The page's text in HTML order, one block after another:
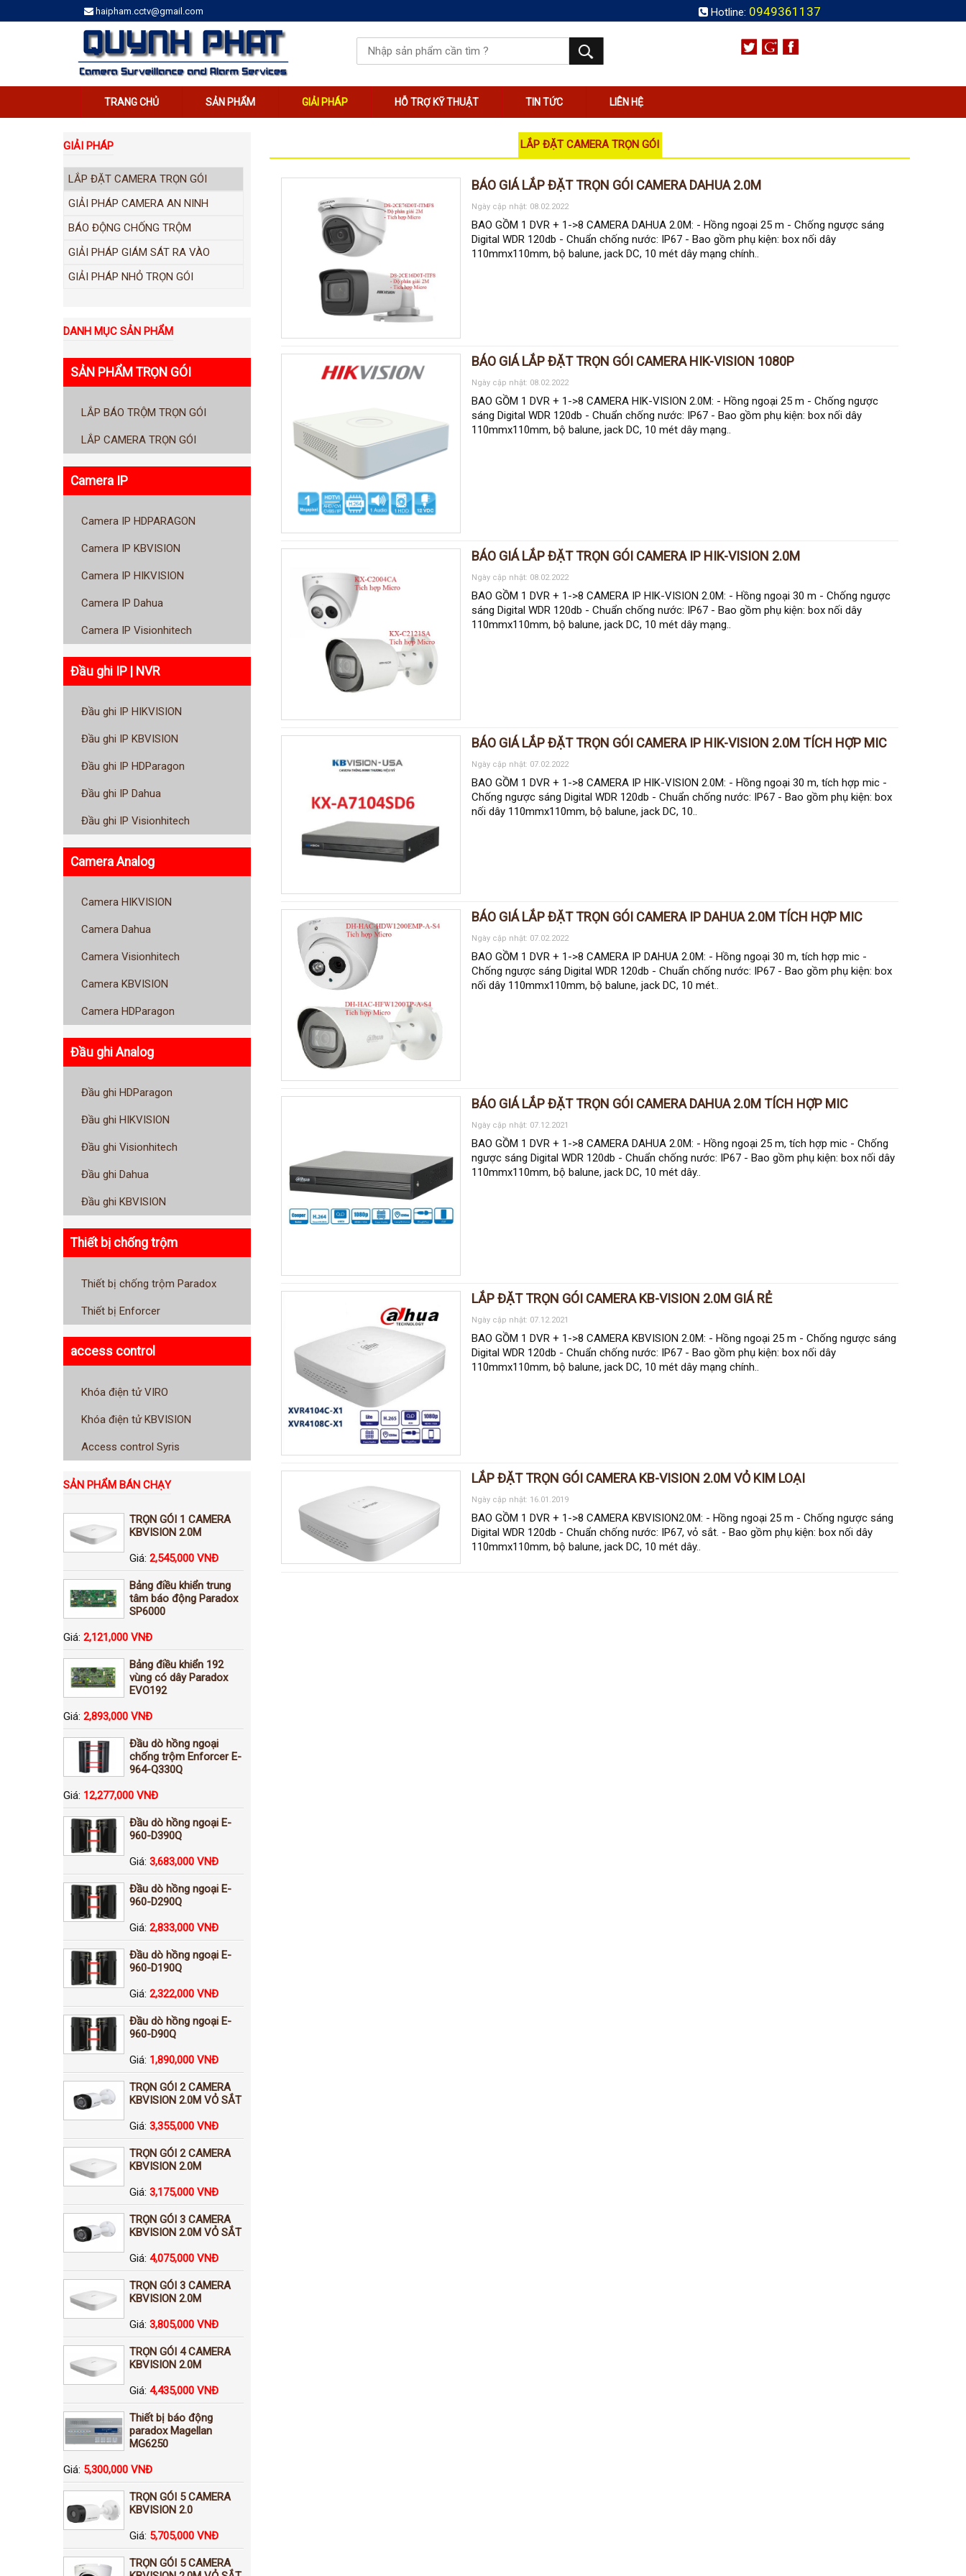
haipham.cctv@gmail.com Hotline: 0949361137
TRANG CHỦ SẢN PHẨM GIẢI PHÁP HỖ TRỢ KỸ THUẬT TIN TỨC LIÊN HỆ
GIẢI PHÁP
LẮP ĐẶT CAMERA TRỌN GÓI
GIẢI PHÁP CAMERA AN NINH
BÁO ĐỘNG CHỐNG TRỘM
GIẢI PHÁP GIÁM SÁT RA VÀO
GIẢI PHÁP NHỎ TRỌN GÓI
DANH MỤC SẢN PHẨM
SẢN PHẨM TRỌN GÓI
LẮP BÁO TRỘM TRỌN GÓI
LẮP CAMERA TRỌN GÓI
Camera IP
Camera IP HDPARAGON
Camera IP KBVISION
Camera IP HIKVISION
Camera IP Dahua
Camera IP Visionhitech
Đầu ghi IP | NVR
Đầu ghi IP HIKVISION
Đầu ghi IP KBVISION
Đầu ghi IP HDParagon
Đầu ghi IP Dahua
Đầu ghi IP Visionhitech
Camera Analog
Camera HIKVISION
Camera Dahua
Camera Visionhitech
Camera KBVISION
Camera HDParagon
Đầu ghi Analog
Đầu ghi HDParagon
Đầu ghi HIKVISION
Đầu ghi Visionhitech
Đầu ghi Dahua
Đầu ghi KBVISION
Thiết bị chống trộm
Thiết bị chống trộm Paradox
Thiết bị Enforcer
access control
Khóa điện tử VIRO
Khóa điện tử KBVISION
Access control Syris
SẢN PHẨM BÁN CHẠY
TRỌN GÓI 1 CAMERA
KBVISION 2.0M
Giá: 2,545,000 VNĐ
Bảng điều khiển trung
tâm báo động Paradox
SP6000
Giá: 2,121,000 VNĐ
Bảng điều khiển 192
vùng có dây Paradox
EVO192
Giá: 2,893,000 VNĐ
Đầu dò hồng ngoại
chống trộm Enforcer E-
964-Q330Q
Giá: 12,277,000 VNĐ
Đầu dò hồng ngoại E-
960-D390Q
Giá: 3,683,000 VNĐ
Đầu dò hồng ngoại E-
960-D290Q
Giá: 2,833,000 VNĐ
Đầu dò hồng ngoại E-
960-D190Q
Giá: 2,322,000 VNĐ
Đầu dò hồng ngoại E-
960-D90Q
Giá: 1,890,000 VNĐ
TRỌN GÓI 2 CAMERA
KBVISION 2.0M VỎ SẮT
Giá: 3,355,000 VNĐ
TRỌN GÓI 2 CAMERA
KBVISION 2.0M
Giá: 3,175,000 VNĐ
TRỌN GÓI 3 CAMERA
KBVISION 2.0M VỎ SẮT
Giá: 4,075,000 VNĐ
TRỌN GÓI 3 CAMERA
KBVISION 2.0M
Giá: 3,805,000 VNĐ
TRỌN GÓI 4 CAMERA
KBVISION 2.0M
Giá: 4,435,000 VNĐ
Thiết bị báo động
paradox Magellan
MG6250
Giá: 5,300,000 VNĐ
TRỌN GÓI 5 CAMERA
KBVISION 2.0
Giá: 5,705,000 VNĐ
TRỌN GÓI 5 CAMERA
LẮP ĐẶT CAMERA TRỌN GÓI
BÁO GIÁ LẮP ĐẶT TRỌN GÓI CAMERA DAHUA 2.0M
Ngày cập nhật: 08.02.2022
BAO GỒM 1 DVR + 1->8 CAMERA DAHUA 2.0M: - Hồng ngoại 25 m - Chống ngược sáng
Digital WDR 120db - Chuẩn chống nước: IP67 - Bao gồm phụ kiện: box nối dây
110mmx110mm, bộ balune, jack DC, 10 mét dây mạng chính..
BÁO GIÁ LẮP ĐẶT TRỌN GÓI CAMERA HIK-VISION 1080P
Ngày cập nhật: 08.02.2022
BAO GỒM 1 DVR + 1->8 CAMERA HIK-VISION 2.0M: - Hồng ngoại 25 m - Chống ngược
sáng Digital WDR 120db - Chuẩn chống nước: IP67 - Bao gồm phụ kiện: box nối dây
110mmx110mm, bộ balune, jack DC, 10 mét dây mạng..
BÁO GIÁ LẮP ĐẶT TRỌN GÓI CAMERA IP HIK-VISION 2.0M
Ngày cập nhật: 08.02.2022
BAO GỒM 1 DVR + 1->8 CAMERA IP HIK-VISION 2.0M: - Hồng ngoại 30 m - Chống ngược
sáng Digital WDR 120db - Chuẩn chống nước: IP67 - Bao gồm phụ kiện: box nối dây
110mmx110mm, bộ balune, jack DC, 10 mét dây mạng..
BÁO GIÁ LẮP ĐẶT TRỌN GÓI CAMERA IP HIK-VISION 2.0M TÍCH HỢP MIC
Ngày cập nhật: 07.02.2022
BAO GỒM 1 DVR + 1->8 CAMERA IP HIK-VISION 2.0M: - Hồng ngoại 30 m, tích hợp mic -
Chống ngược sáng Digital WDR 120db - Chuẩn chống nước: IP67 - Bao gồm phụ kiện: box
nối dây 110mmx110mm, bộ balune, jack DC, 10..
BÁO GIÁ LẮP ĐẶT TRỌN GÓI CAMERA IP DAHUA 2.0M TÍCH HỢP MIC
Ngày cập nhật: 07.02.2022
BAO GỒM 1 DVR + 1->8 CAMERA IP DAHUA 2.0M: - Hồng ngoại 30 m, tích hợp mic -
Chống ngược sáng Digital WDR 120db - Chuẩn chống nước: IP67 - Bao gồm phụ kiện: box
nối dây 110mmx110mm, bộ balune, jack DC, 10 mét..
BÁO GIÁ LẮP ĐẶT TRỌN GÓI CAMERA DAHUA 2.0M TÍCH HỢP MIC
Ngày cập nhật: 07.12.2021
BAO GỒM 1 DVR + 1->8 CAMERA DAHUA 2.0M: - Hồng ngoại 25 m, tích hợp mic - Chống
ngược sáng Digital WDR 120db - Chuẩn chống nước: IP67 - Bao gồm phụ kiện: box nối dây
110mmx110mm, bộ balune, jack DC, 10 mét dây..
LẮP ĐẶT TRỌN GÓI CAMERA KB-VISION 2.0M GIÁ RẺ
Ngày cập nhật: 07.12.2021
BAO GỒM 1 DVR + 1->8 CAMERA KBVISION 2.0M: - Hồng ngoại 25 m - Chống ngược sáng
Digital WDR 120db - Chuẩn chống nước: IP67 - Bao gồm phụ kiện: box nối dây
110mmx110mm, bộ balune, jack DC, 10 mét dây mạng chính..
LẮP ĐẶT TRỌN GÓI CAMERA KB-VISION 2.0M VỎ KIM LOẠI
Ngày cập nhật: 16.01.2019
BAO GỒM 1 DVR + 1->8 CAMERA KBVISION2.0M: - Hồng ngoại 25 m - Chống ngược sáng
Digital WDR 120db - Chuẩn chống nước: IP67, vỏ sắt. - Bao gồm phụ kiện: box nối dây
110mmx110mm, bộ balune, jack DC, 10 mét dây..